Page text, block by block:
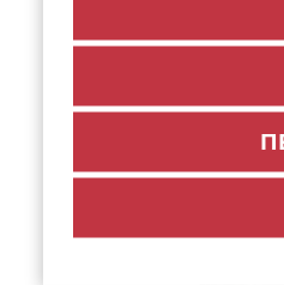
209₽
арт. 19729